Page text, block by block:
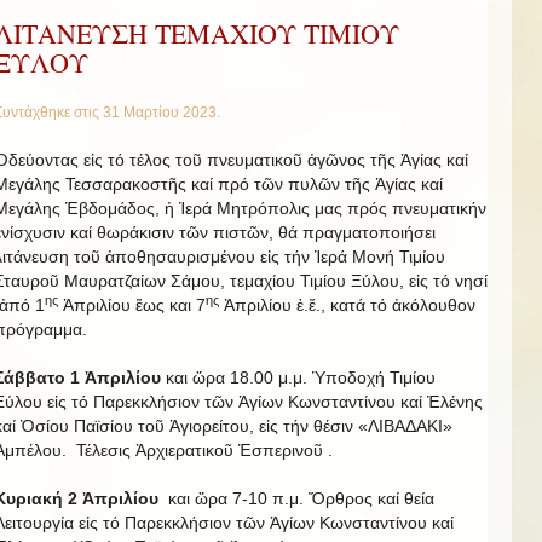
ΤΕΜΑΧΙΟΥ ΤΙΜΙΟΥ
στις 31 Μαρτίου 2023.
εἰς τό τέλος τοῦ πνευματικοῦ ἀγῶνος τῆς Ἁγίας καί
Τεσσαρακοστῆς καί πρό τῶν πυλῶν τῆς Ἁγίας καί
Ἑβδομάδος, ἡ Ἱερά Μητρόπολις μας πρός πνευματικήν
καί θωράκισιν τῶν πιστῶν, θά πραγματοποιήσει
τοῦ ἀποθησαυρισμένου εἰς τήν Ἱερά Μονή Τιμίου
Μαυρατζαίων Σάμου, τεμαχίου Τιμίου Ξύλου, εἰς τό νησί
1 ης Ἀπριλίου ἕως και 7ης Ἀπριλίου ἐ.ἔ., κατά τό ἀκόλουθον
1 Ἀπριλίου και ὥρα 18.00 μ.μ. Ὑποδοχή Τιμίου
εἰς τό Παρεκκλήσιον τῶν Ἁγίων Κωνσταντίνου καί Ἑλένης
Ὁσίου Παϊσίου τοῦ Ἁγιορείτου, εἰς τήν θέσιν «ΛΙΒΑΔΑΚΙ»
Τέλεσις Ἀρχιερατικοῦ Ἑσπερινοῦ .
2 Ἀπριλίου και ὥρα 7-10 π.μ. Ὄρθρος καί θεία
εἰς τό Παρεκκλήσιον τῶν Ἁγίων Κωνσταντίνου καί